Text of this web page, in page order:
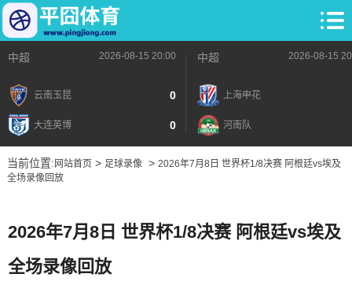
中超 2026-08-15 20:00
云南玉昆 0
大连英博 0
中超 2026-08-15
上海申花
河南队
当前位置: 网站首页> 足球录像 > 2026年7月8日 世界杯1/8决赛 阿根廷vs埃及
全场录像回放
2026年7月8日 世界杯1/8决赛 阿根廷vs埃及
全场录像回放